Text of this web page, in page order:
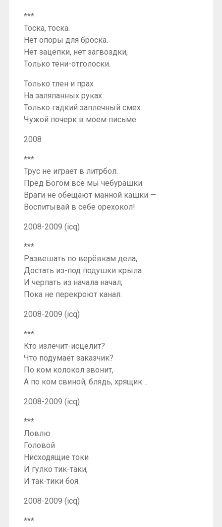
***
Тоска, тоска.
Нет опоры для броска.
Нет зацепки, нет загвоздки,
Только тени-отголоски.
Только тлен и прах
На заляпанных руках.
Только гадкий заплечный смех.
Чужой почерк в моем письме.
2008
***
Трус не играет в литрбол.
Пред Богом все мы чебурашки.
Враги не обещают манной кашки —
Воспитывай в себе орехокол!
2008-2009 (icq)
***
Развешать по верёвкам дела,
Достать из-под подушки крыла
И черпать из начала начал,
Пока не перекроют канал.
2008-2009 (icq)
***
Кто излечит-исцелит?
Что подумает заказчик?
По ком колокол звонит,
А по ком свиной, блядь, хрящик…
2008-2009 (icq)
***
Ловлю
Головой
Нисходящие токи
И гулко тик-таки,
И так-тики боя.
2008-2009 (icq)
***